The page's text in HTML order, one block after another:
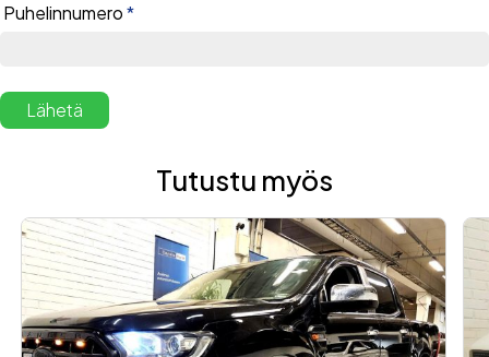
Rekisterinumero
Lisätiedot
Puhelinnumero*
Tutustu myös